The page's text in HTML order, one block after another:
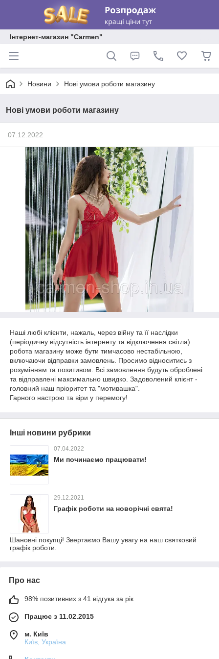
Інтернет-магазин "Carmen"
Новини Нові умови роботи магазину
Нові умови роботи магазину
07.12.2022
Наші любі клієнти, нажаль, через війну та її наслідки
(періодичну відсутність інтернету та відключення світла)
робота магазину може бути тимчасово нестабільною,
включаючи відправки замовлень. Просимо відноситись з
розумінням та позитивом. Всі замовлення будуть оброблені
та відправлені максимально швидко. Задоволений клієнт -
головний наш пріоритет та "мотивашка".
Гарного настрою та віри у перемогу!
Інші новини рубрики
07.04.2022
Ми починаємо працювати!
29.12.2021
Графік роботи на новорічні свята!
Шановні покупці! Звертаємо Вашу увагу на наш святковий
графік роботи.
Про нас
98% позитивних з 41 відгука за рік
Працює з 11.02.2015
м. Київ
Київ, Україна